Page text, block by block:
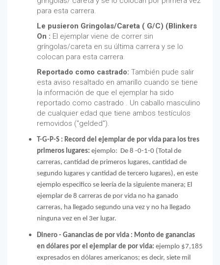
para esta carrera.
Le pusieron Gringolas/Careta ( G/C) (Blinkers
On : El ejemplar viene de correr sin
gríngolas/careta en su última carrera y se lo
colocan para esta carrera.
Reportado como castrado: También pude salir
esta aviso resaltado en amarillo cuando se tiene
la información de que el ejemplar ha sido
reportado como castrado . Un caballo masculino
de cualquier edad que tiene ambos testículos
removidos ("gelded").
T-G-P-S : Record del ejemplar de por vida para los tres
primeros lugares: ejemplo: De 8 -0-1-0 (Total de
carreras, cantidad de primeros lugares, cantidad de
segundo lugares y cantidad de tercero lugares), en este
ejemplo especifico se leería de la siguiente manera; El
ejemplar de 8 carreras de por vida no ha ganado
carreras, ha llegado segundo una vez y no ha llegado
ninguna vez en el 3er lugar.
Dinero - Ganancias de por vida : Monto de ganancias
en dólares por el ejemplar de por vida: ejemplo $7,185
expresados en dólares americanos; es decir, siete mil